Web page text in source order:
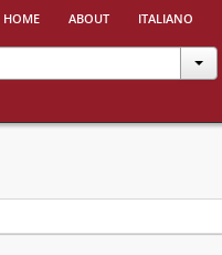
home about italiano